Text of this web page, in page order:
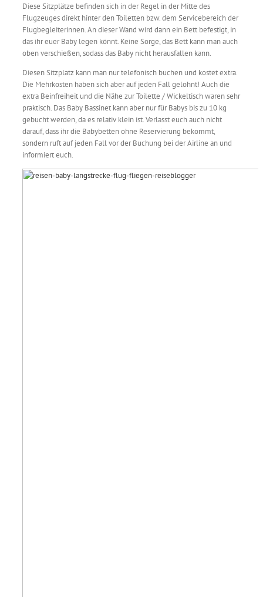
Diese Sitzplätze befinden sich in der Regel in der Mitte des
Flugzeuges direkt hinter den Toiletten bzw. dem Servicebereich der
Flugbegleiterinnen. An dieser Wand wird dann ein Bett befestigt, in
das ihr euer Baby legen könnt. Keine Sorge, das Bett kann man auch
oben verschießen, sodass das Baby nicht herausfallen kann.
Diesen Sitzplatz kann man nur telefonisch buchen und kostet extra.
Die Mehrkosten haben sich aber auf jeden Fall gelohnt! Auch die
extra Beinfreiheit und die Nähe zur Toilette / Wickeltisch waren sehr
praktisch. Das Baby Bassinet kann aber nur für Babys bis zu 10 kg
gebucht werden, da es relativ klein ist. Verlasst euch auch nicht
darauf, dass ihr die Babybetten ohne Reservierung bekommt,
sondern ruft auf jeden Fall vor der Buchung bei der Airline an und
informiert euch.